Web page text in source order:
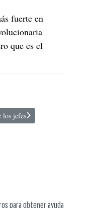
fuerte en
que es el
el racismo de los jefes
los jefes
para obtener ayuda